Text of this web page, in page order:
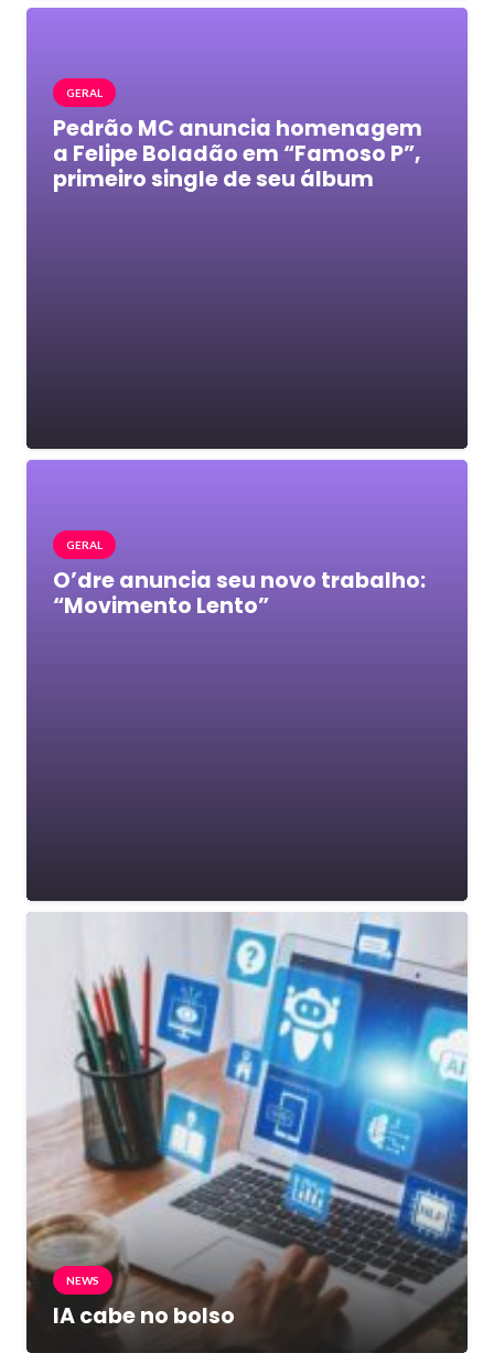
GERAL
Pedrão MC anuncia homenagem
a Felipe Boladão em “Famoso P”,
primeiro single de seu álbum
GERAL
O’dre anuncia seu novo trabalho:
“Movimento Lento”
NEWS
IA cabe no bolso